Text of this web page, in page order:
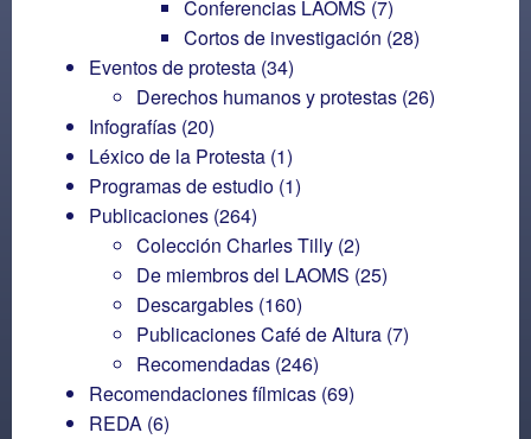
Conferencias LAOMS (7)
Cortos de investigación (28)
Eventos de protesta (34)
Derechos humanos y protestas (26)
Infografías (20)
Léxico de la Protesta (1)
Programas de estudio (1)
Publicaciones (264)
Colección Charles Tilly (2)
De miembros del LAOMS (25)
Descargables (160)
Publicaciones Café de Altura (7)
Recomendadas (246)
Recomendaciones fílmicas (69)
REDA (6)